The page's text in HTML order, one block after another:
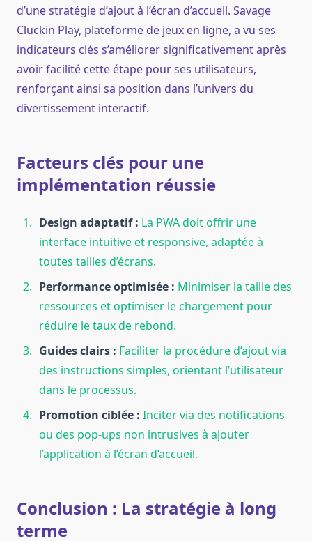
d’une stratégie d’ajout à l’écran d’accueil. Savage
Cluckin Play, plateforme de jeux en ligne, a vu ses
indicateurs clés s’améliorer significativement après
avoir facilité cette étape pour ses utilisateurs,
renforçant ainsi sa position dans l’univers du
divertissement interactif.
Facteurs clés pour une
implémentation réussie
Design adaptatif : La PWA doit offrir une
interface intuitive et responsive, adaptée à
toutes tailles d’écrans.
Performance optimisée : Minimiser la taille des
ressources et optimiser le chargement pour
réduire le taux de rebond.
Guides clairs : Faciliter la procédure d’ajout via
des instructions simples, orientant l’utilisateur
dans le processus.
Promotion ciblée : Inciter via des notifications
ou des pop-ups non intrusives à ajouter
l’application à l’écran d’accueil.
Conclusion : La stratégie à long
terme